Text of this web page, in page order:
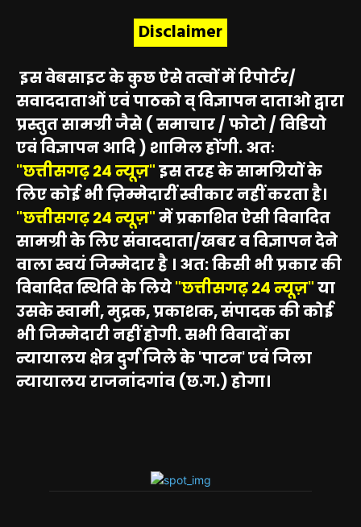
Disclaimer
इस वेबसाइट के कुछ ऐसे तत्वों में रिपोर्टर/
सवाददाताओं एवं पाठको व् विज्ञापन दाताओ द्वारा
प्रस्तुत सामग्री जैसे ( समाचार / फोटो / विडियो
एवं विज्ञापन आदि ) शामिल होंगी. अतः
"छत्तीसगढ़ 24 न्यूज़"इस तरह के सामग्रियों के
लिए कोई भी ज़िम्मेदारीं स्वीकार नहीं करता है।
"छत्तीसगढ़ 24 न्यूज़"में प्रकाशित ऐसी विवादित
सामग्री के लिए संवाददाता/खबर व विज्ञापन देने
वाला स्वयं जिम्मेदार है । अत: किसी भी प्रकार की
विवादित स्थिति के लिये"छत्तीसगढ़ 24 न्यूज़"या
उसके स्वामी, मुद्रक, प्रकाशक, संपादक की कोई
भी जिम्मेदारी नहीं होगी. सभी विवादों का
न्यायालय क्षेत्र दुर्ग जिले के 'पाटन' एवं जिला
न्यायालय राजनांदगांव (छ.ग.) होगा।